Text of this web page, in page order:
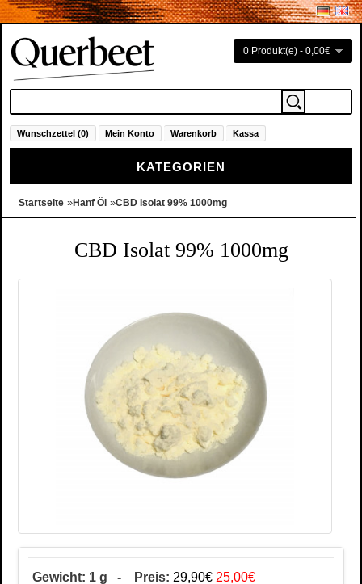
0 Produkt(e) - 0,00€
Wunschzettel (0) Mein Konto Warenkorb Kassa
KATEGORIEN
Startseite »Hanf Öl »CBD Isolat 99% 1000mg
CBD Isolat 99% 1000mg
Gewicht: 1 g - Preis: 29,90€ 25,00€